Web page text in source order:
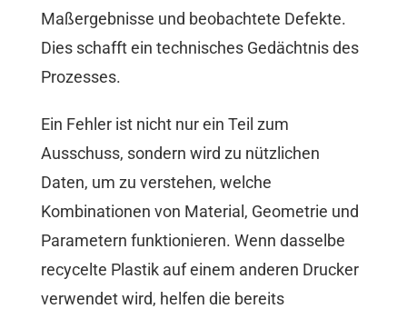
Maßergebnisse und beobachtete Defekte.
Dies schafft ein technisches Gedächtnis des
Prozesses.
Ein Fehler ist nicht nur ein Teil zum
Ausschuss, sondern wird zu nützlichen
Daten, um zu verstehen, welche
Kombinationen von Material, Geometrie und
Parametern funktionieren. Wenn dasselbe
recycelte Plastik auf einem anderen Drucker
verwendet wird, helfen die bereits